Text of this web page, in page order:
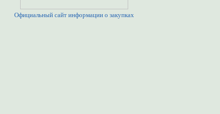
Официальный сайт информации о закупках